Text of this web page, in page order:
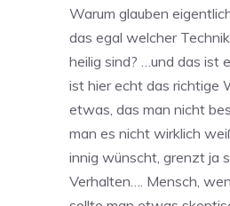
Warum glauben
das egal welcher
heilig sind? …und das ist
ist hier echt das richtige
etwas, das man nicht
man es nicht wirklich
innig wünscht, grenzt ja
Verhalten…. Mensch,